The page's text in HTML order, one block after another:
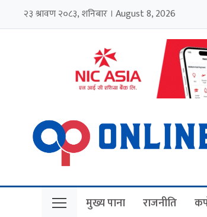
२३ श्रावण २०८३, शनिबार । August 8, 2026
मुख्य पाना राजनीति